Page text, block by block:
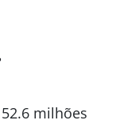
milhões